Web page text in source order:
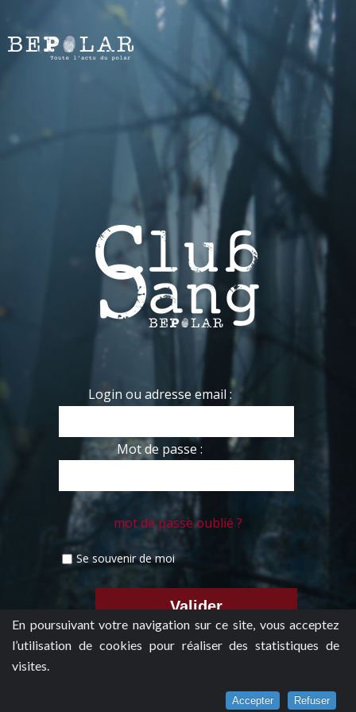
En poursuivant votre navigation sur ce site, vous acceptez
l’utilisation de cookies pour réaliser des statistiques de
visites.
Accepter Refuser
Login ou adresse email :
Mot de passe :
mot de passe oublié ?
Se souvenir de moi